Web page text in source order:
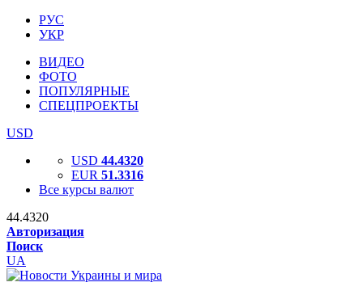
РУС
УКР
ВИДЕО
ФОТО
ПОПУЛЯРНЫЕ
СПЕЦПРОЕКТЫ
USD
USD 44.4320
EUR 51.3316
Все курсы валют
44.4320
Авторизация
Поиск
UA